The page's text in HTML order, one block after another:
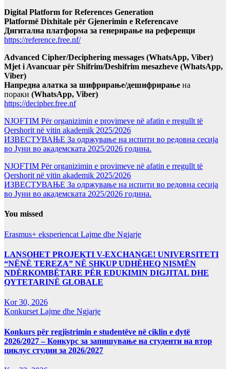
Digital Platform for References Generation
Platformë Dixhitale për Gjenerimin e Referencave
Дигитална платформа за генерирање на референци
https://reference.free.nf/
Advanced Cipher/Deciphering messages (WhatsApp, Viber)
Mjet i Avancuar për Shifrim/Deshifrim mesazheve (WhatsApp,
Viber)
Напредна алатка за шифрирање/дешифрирање на
пораки (WhatsApp, Viber)
https://decipher.free.nf
NJOFTIM Për organizimin e provimeve në afatin e rregullt të
Qershorit në vitin akademik 2025/2026
ИЗВЕСТУВАЊЕ За одржување на испити во редовна сесија
во Јуни во академската 2025/2026 година.
NJOFTIM Për organizimin e provimeve në afatin e rregullt të
Qershorit në vitin akademik 2025/2026
ИЗВЕСТУВАЊЕ За одржување на испити во редовна сесија
во Јуни во академската 2025/2026 година.
You missed
Erasmus+ eksperiencat Lajme dhe Ngjarje
LANSOHET PROJEKTI V-EXCHANGE! UNIVERSITETI
“NËNË TEREZA” NË SHKUP UDHËHEQ NISMËN
NDËRKOMBËTARE PËR EDUKIMIN DIGJITAL DHE
QYTETARINË GLOBALE
Kor 30, 2026
Konkurset Lajme dhe Ngjarje
Konkurs për regjistrimin e studentëve në ciklin e dytë
2026/2027 – Конкурс за запишување на студенти на втор
циклус студии за 2026/2027